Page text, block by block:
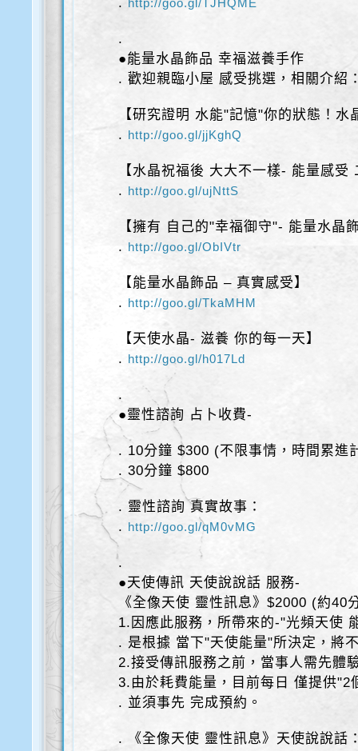
http://goo.gl/TJHQME
.
●能量水晶飾品 幸福滋養手作
. 歡迎親臨小屋 感受挑選，相關介紹
【研究證明 水能"記憶"你的狀態！水
. http://goo.gl/jjKghQ
【水晶祝福後 大大不一樣- 能量感受
. http://goo.gl/ujNttS
【擁有 自己的"幸福御守"- 能量水晶
. http://goo.gl/ObIVtr
【能量水晶飾品 – 真實感受】
. http://goo.gl/TkaMHM
【天使水晶- 滋養 你的每一天】
. http://goo.gl/h017Ld
.
●靈性諮詢 占卜收費-
. 10分鐘 $300 (不限事情，時間累進
. 30分鐘 $800
. 靈性諮詢 真實故事：
. http://goo.gl/qM0vMG
.
●天使傳訊 天使說說話 服務-
《全像天使 靈性訊息》$2000 (約40
1.因應此服務，所帶來的-"光頻天使
. 是根據 當下"天使能量"所決定，將
2.接受傳訊服務之前，當事人需先體
3.由於耗費能量，目前每日 僅提供"2
. 並須事先 完成預約。
. 《全像天使 靈性訊息》天使說說話